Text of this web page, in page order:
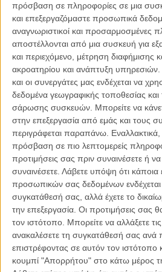
πρόσβαση σε πληροφορίες σε μια
και επεξεργαζόμαστε προσωπικά
αναγνωριστικοί και προσαρμοσμένες
αποστέλλονται από μια συσκευή για
και περιεχόμενο, μέτρηση διαφήμισης
ακροατηρίου και ανάπτυξη υπηρεσιών.
και οι συνεργάτες μας ενδέχεται να
δεδομένα γεωγραφικής τοποθεσίας
σάρωσης συσκευών. Μπορείτε να
στην επεξεργασία από εμάς και τους
περιγράφεται παραπάνω.
πρόσβαση σε πιο λεπτομερείς
προτιμήσεις σας πριν συναινέσετε ή
συναινέσετε. Λάβετε υπόψη ότι κάποια
προσωπικών σας δεδομένων ενδέχεται
συγκατάθεσή σας, αλλά έχετε το
την επεξεργασία. Οι προτιμήσεις σας
τον ιστότοπο. Μπορείτε να αλλάξετε
ανακαλέσετε τη συγκατάθεσή σας ανά
επιστρέφοντας σε αυτόν τον ιστότοπο
κουμπί "Απορρήτου" στο κάτω μέρος
σύζυγό του, Λενόρ. Ωστόσο στο
βάλει φρένο όχι μόνο ο άντρας της
εγκληματικό δίκτυο που ο Μιλς θ’
περνώντας δια πυρός και σιδήρου,
για άλλη μια φορά, να υπερασπιστεί
του: την ασφάλεια της κόρης του.
Ιδια γεύση στην τρίτη περιπέτεια του
Μεγκατόν και τον (παραγωγό και
που ξεκάθαρα κι απενοχοποιημένα
επιτυχία των προηγούμενων και την
Νίσον ως επιβλητικό και γοητευτικό,
Η ταινία ακολουθεί τους άξονες που έχει
οριακή αυτοδικία, μοντάζ που τρελαίνει,
γωνία, θεαματικές καταδιώξεις με πόδια,
επιπλέον βρεθεί στη γύρω περιοχή,
τη Φάμκε Γιάνσεν για όσο φτουράει),
κίνητρο αυτό του πατέρα-προστάτη.
Ο συναισθηματικός παράγοντας στην